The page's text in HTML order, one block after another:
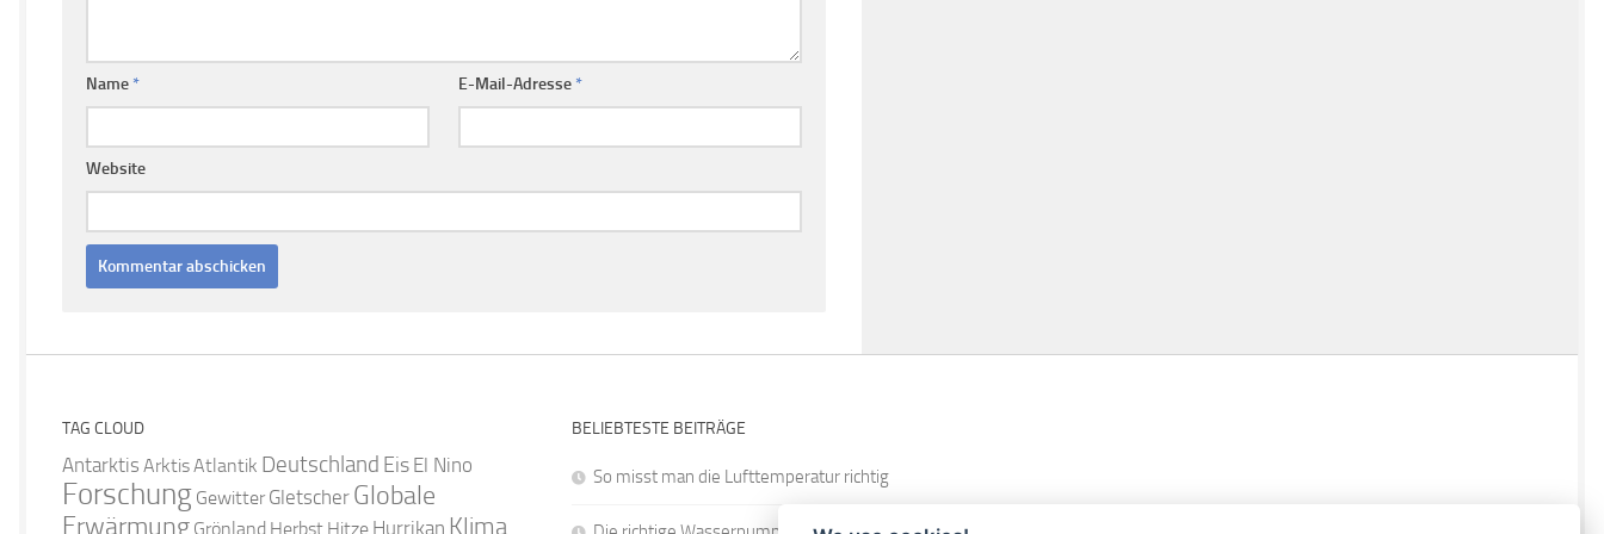
Name * E-Mail-Adresse *
Website
TAG CLOUD
Antarktis Arktis Atlantik Deutschland Eis El Nino
Forschung Gewitter Gletscher Globale
Erwärmung Grönland Herbst Hitze Hurrikan Klima
BELIEBTESTE BEITRÄGE
So misst man die Lufttemperatur richtig